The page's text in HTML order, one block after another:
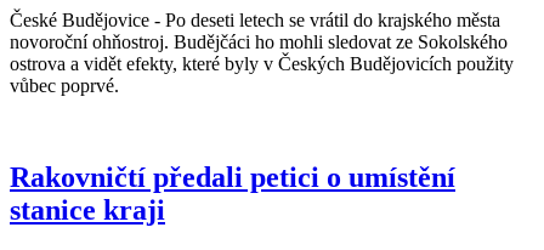
České Budějovice - Po deseti letech se vrátil do krajského města
novoroční ohňostroj. Budějčáci ho mohli sledovat ze Sokolského
ostrova a vidět efekty, které byly v Českých Budějovicích použity
vůbec poprvé.
Rakovničtí předali petici o umístění
stanice kraji